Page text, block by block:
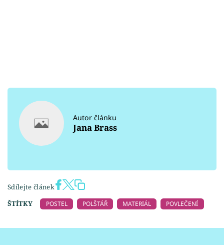
Autor článku
Jana Brass
Sdílejte článek
ŠTÍTKY
POSTEL POLŠTÁŘ MATERIÁL POVLEČENÍ